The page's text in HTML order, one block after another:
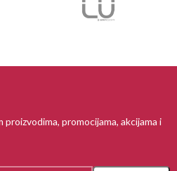
promocijama, akcijama i